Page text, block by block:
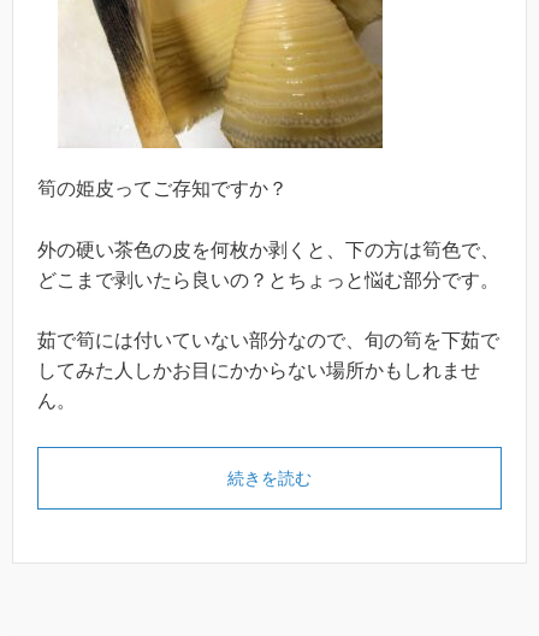
筍の姫皮ってご存知ですか？
外の硬い茶色の皮を何枚か剥くと、下の方は筍色で、
どこまで剥いたら良いの？とちょっと悩む部分です。
茹で筍には付いていない部分なので、旬の筍を下茹で
してみた人しかお目にかからない場所かもしれませ
ん。
続きを読む